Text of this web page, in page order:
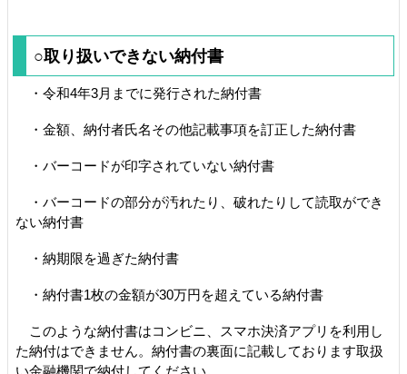
○取り扱いできない納付書
・令和4年3月までに発行された納付書
・金額、納付者氏名その他記載事項を訂正した納付書
・バーコードが印字されていない納付書
・バーコードの部分が汚れたり、破れたりして読取ができ
ない納付書
・納期限を過ぎた納付書
・納付書1枚の金額が30万円を超えている納付書
このような納付書はコンビニ、スマホ決済アプリを利用し
た納付はできません。納付書の裏面に記載しております取扱
い金融機関で納付してください。